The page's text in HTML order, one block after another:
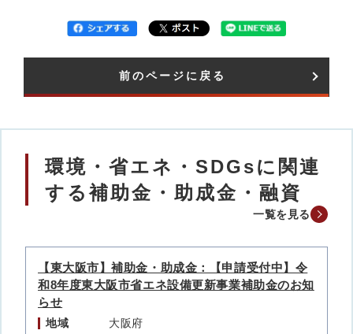
前のページに戻る
環境・省エネ・SDGsに関連
する補助金・助成金・融資
一覧を見る
【東大阪市】補助金・助成金：【申請受付中】令
和8年度東大阪市省エネ設備更新事業補助金のお知
らせ
地域 大阪府